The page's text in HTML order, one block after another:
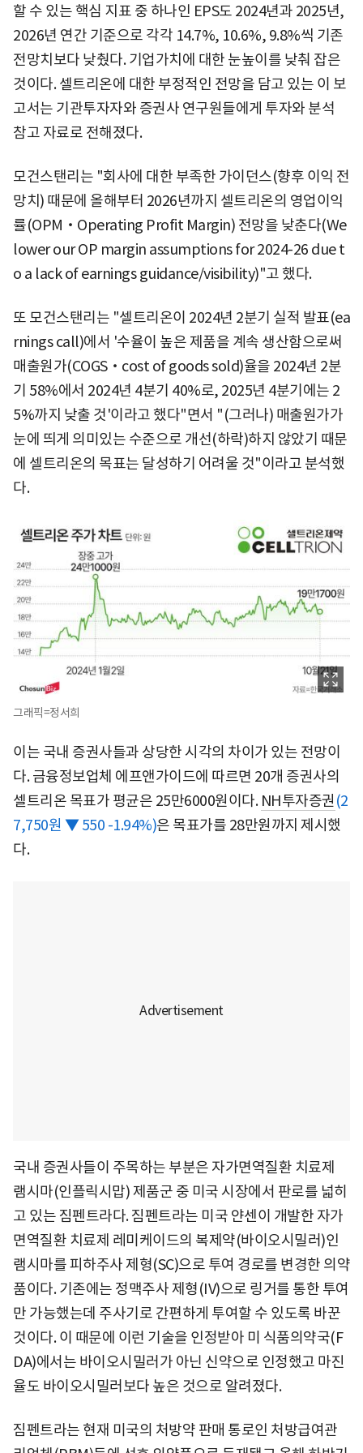
할 수 있는 핵심 지표 중 하나인 EPS도 2024년과 2025년,
2026년 연간 기준으로 각각 14.7%, 10.6%, 9.8%씩 기존
전망치보다 낮췄다. 기업가치에 대한 눈높이를 낮춰 잡은
것이다. 셀트리온에 대한 부정적인 전망을 담고 있는 이 보
고서는 기관투자자와 증권사 연구원들에게 투자와 분석
참고 자료로 전해졌다.
모건스탠리는 "회사에 대한 부족한 가이던스(향후 이익 전
망치) 때문에 올해부터 2026년까지 셀트리온의 영업이익
률(OPM‧Operating Profit Margin) 전망을 낮춘다(We
lower our OP margin assumptions for 2024-26 due t
o a lack of earnings guidance/visibility)"고 했다.
또 모건스탠리는 "셀트리온이 2024년 2분기 실적 발표(ea
rnings call)에서 '수율이 높은 제품을 계속 생산함으로써
매출원가(COGS‧cost of goods sold)율을 2024년 2분
기 58%에서 2024년 4분기 40%로, 2025년 4분기에는 2
5%까지 낮출 것'이라고 했다"면서 "(그러나) 매출원가가
눈에 띄게 의미있는 수준으로 개선(하락)하지 않았기 때문
에 셀트리온의 목표는 달성하기 어려울 것"이라고 분석했
다.
그래픽=정서희
이는 국내 증권사들과 상당한 시각의 차이가 있는 전망이
다. 금융정보업체 에프앤가이드에 따르면 20개 증권사의
셀트리온 목표가 평균은 25만6000원이다. NH투자증권 (2
7,750원 ▼ 550 -1.94%)은 목표가를 28만원까지 제시했
다.
국내 증권사들이 주목하는 부분은 자가면역질환 치료제
램시마(인플릭시맙) 제품군 중 미국 시장에서 판로를 넓히
고 있는 짐펜트라다. 짐펜트라는 미국 얀센이 개발한 자가
면역질환 치료제 레미케이드의 복제약(바이오시밀러)인
램시마를 피하주사 제형(SC)으로 투여 경로를 변경한 의약
품이다. 기존에는 정맥주사 제형(IV)으로 링거를 통한 투여
만 가능했는데 주사기로 간편하게 투여할 수 있도록 바꾼
것이다. 이 때문에 이런 기술을 인정받아 미 식품의약국(F
DA)에서는 바이오시밀러가 아닌 신약으로 인정했고 마진
율도 바이오시밀러보다 높은 것으로 알려졌다.
짐펜트라는 현재 미국의 처방약 판매 통로인 처방급여관